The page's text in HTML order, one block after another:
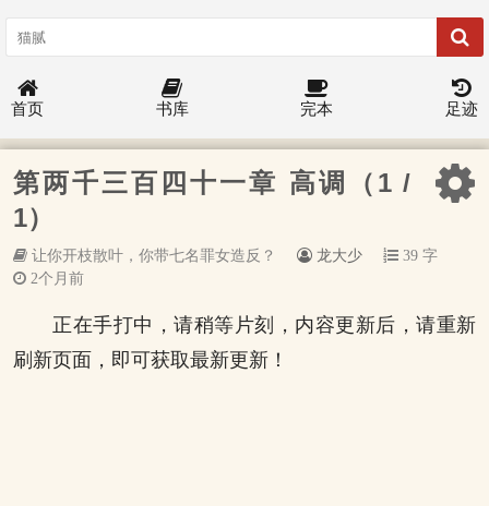
首页 书库 完本 足迹
第两千三百四十一章 高调（1 /
1）
让你开枝散叶，你带七名罪女造反？ 龙大少
39 字
2个月前
正在手打中，请稍等片刻，内容更新后，请重新
刷新页面，即可获取最新更新！